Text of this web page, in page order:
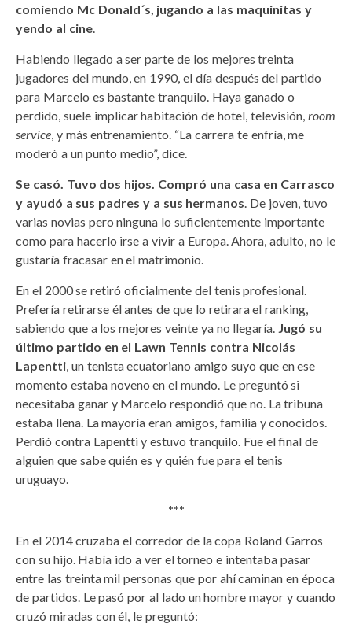
comiendo Mc Donald´s, jugando a las maquinitas y
yendo al cine.
Habiendo llegado a ser parte de los mejores treinta
jugadores del mundo, en 1990, el día después del partido
para Marcelo es bastante tranquilo. Haya ganado o
perdido, suele implicar habitación de hotel, televisión, room
service, y más entrenamiento. “La carrera te enfría, me
moderó a un punto medio”, dice.
Se casó. Tuvo dos hijos. Compró una casa en Carrasco
y ayudó a sus padres y a sus hermanos. De joven, tuvo
varias novias pero ninguna lo suficientemente importante
como para hacerlo irse a vivir a Europa. Ahora, adulto, no le
gustaría fracasar en el matrimonio.
En el 2000 se retiró oficialmente del tenis profesional.
Prefería retirarse él antes de que lo retirara el ranking,
sabiendo que a los mejores veinte ya no llegaría. Jugó su
último partido en el Lawn Tennis contra Nicolás
Lapentti, un tenista ecuatoriano amigo suyo que en ese
momento estaba noveno en el mundo. Le preguntó si
necesitaba ganar y Marcelo respondió que no. La tribuna
estaba llena. La mayoría eran amigos, familia y conocidos.
Perdió contra Lapentti y estuvo tranquilo. Fue el final de
alguien que sabe quién es y quién fue para el tenis
uruguayo.
***
En el 2014 cruzaba el corredor de la copa Roland Garros
con su hijo. Había ido a ver el torneo e intentaba pasar
entre las treinta mil personas que por ahí caminan en época
de partidos. Le pasó por al lado un hombre mayor y cuando
cruzó miradas con él, le preguntó: